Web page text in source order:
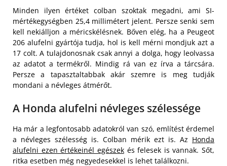
Minden ilyen értéket colban szoktak megadni, ami SI-
mértékegységben 25,4 millimétert jelent. Persze senki sem
kell nekiálljon a méricskélésnek. Bőven elég, ha a Peugeot
206 alufelni gyártója tudja, hol is kell mérni mondjuk azt a
17 colt. A tulajdonosnak csak annyi a dolga, hogy leolvassa
az adatot a termékről. Mindig rá van ez írva a tárcsára.
Persze a tapasztaltabbak akár szemre is meg tudják
mondani a névleges átmérőt.
A Honda alufelni névleges szélessége
Ha már a legfontosabb adatokról van szó, említést érdemel
a névleges szélesség is. Colban mérik ezt is. Az Honda
alufelni ezen értékeinél egészekés felesek is vannak. Sőt,
ritka esetben még negyedesekkel is lehet találkozni.